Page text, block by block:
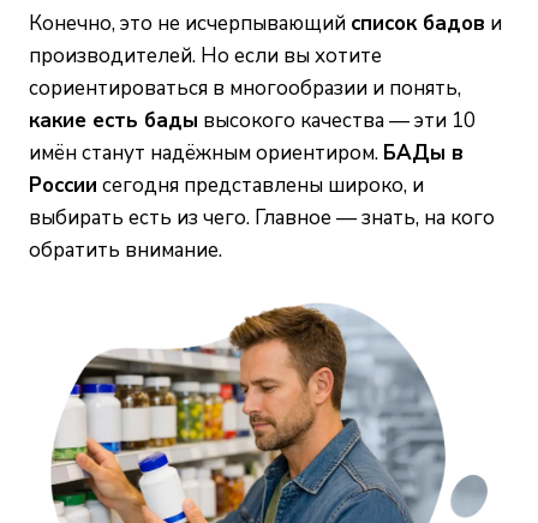
Конечно, это не исчерпывающий список бадов и
производителей. Но если вы хотите
сориентироваться в многообразии и понять,
какие есть бады высокого качества — эти 10
имён станут надёжным ориентиром. БАДы в
России сегодня представлены широко, и
выбирать есть из чего. Главное — знать, на кого
обратить внимание.